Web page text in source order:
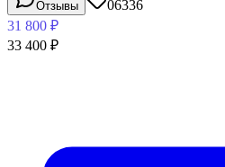
Отзывы
06336
31 800 ₽
33 400 ₽